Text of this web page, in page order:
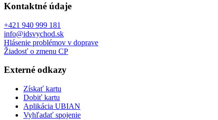
Kontaktné údaje
+421 940 999 181
info@idsvychod.sk
Hlásenie problémov v doprave
Žiadosť o zmenu CP
Externé odkazy
Získať kartu
Dobiť kartu
Aplikácia UBIAN
Vyhľadať spojenie